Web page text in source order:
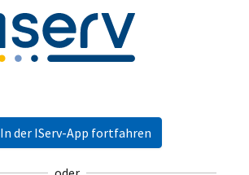
In der IServ-App fortfahren